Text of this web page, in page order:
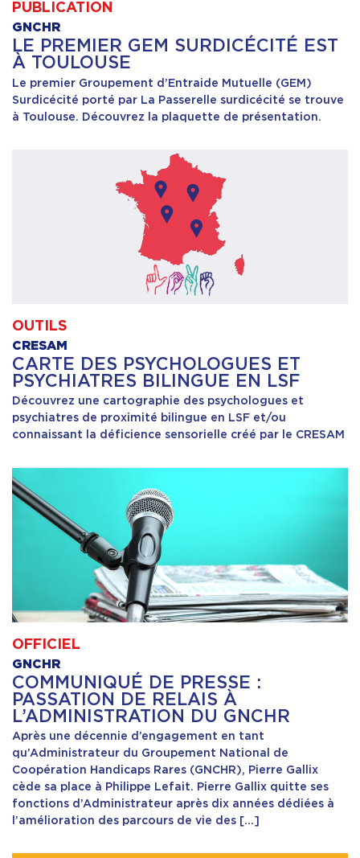
PUBLICATION
GNCHR
LE PREMIER GEM SURDICÉCITÉ EST
À TOULOUSE
Le premier Groupement d’Entraide Mutuelle (GEM)
Surdicécité porté par La Passerelle surdicécité se trouve
à Toulouse. Découvrez la plaquette de présentation.
OUTILS
CRESAM
CARTE DES PSYCHOLOGUES ET
PSYCHIATRES BILINGUE EN LSF
Découvrez une cartographie des psychologues et
psychiatres de proximité bilingue en LSF et/ou
connaissant la déficience sensorielle créé par le CRESAM
OFFICIEL
GNCHR
COMMUNIQUÉ DE PRESSE :
PASSATION DE RELAIS À
L’ADMINISTRATION DU GNCHR
Après une décennie d’engagement en tant
qu’Administrateur du Groupement National de
Coopération Handicaps Rares (GNCHR), Pierre Gallix
cède sa place à Philippe Lefait. Pierre Gallix quitte ses
fonctions d’Administrateur après dix années dédiées à
l’amélioration des parcours de vie des […]